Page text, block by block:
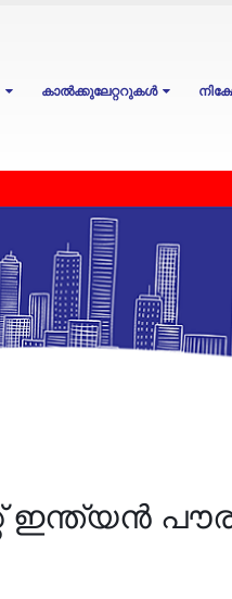
കാൽക്കുലേറ്ററുകൾ